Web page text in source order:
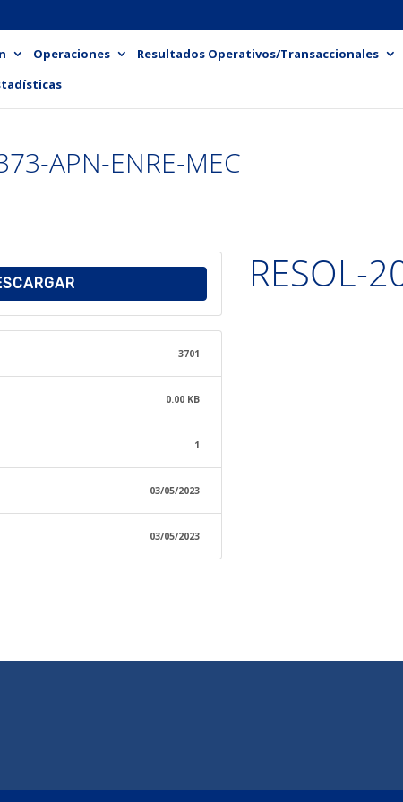
Operaciones Resultados Operativos/Transaccionales
APN-ENRE-MEC
3701
0.00 KB
1
03/05/2023
03/05/2023
RESOL-